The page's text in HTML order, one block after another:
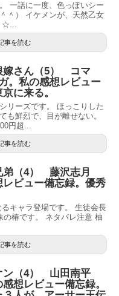
一話に一度、色っぽいシー
＾） イケメンが、天然乙女
☆...
事を読む
嫁さん（5） コマ
。私の感想レビュー
に来る。
リーズです。 ほっこりした
も鮮烈で、目が離せない。
円超...
事を読む
弟（4） 藤沢志月
ビュー備忘録。優秀
キャラ登場です。 生徒会長
の椿です。 ネタバレ注意 柚
事を読む
ン（4） 山田南平
想レビュー備忘録。